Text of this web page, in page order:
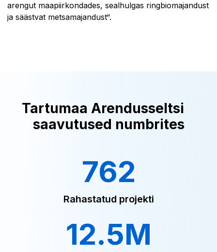
arengut maapiirkondades, sealhulgas ringbiomajandust
ja säästvat metsamajandust“.
Tartumaa Arendusseltsi
saavutused numbrites
762
Rahastatud projekti
12.5M